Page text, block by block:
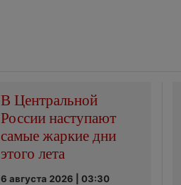
В Центральной
России наступают
самые жаркие дни
этого лета
6 августа 2026 | 03:30